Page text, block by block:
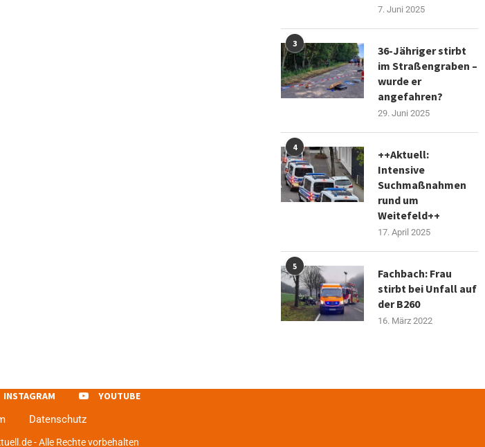
7. Juni 2025
3
36-Jähriger stirbt
im Straßengraben –
wurde er
angefahren?
29. Juni 2025
4
++Aktuell:
Intensive
Suchmaßnahmen
rund um
Weitefeld++
17. April 2025
5
Fachbach: Frau
stirbt bei Unfall auf
der B260
16. März 2022
INSTAGRAM
YOUTUBE
Datenschutz
- Alle Rechte vorbehalten